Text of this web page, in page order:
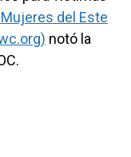
del Este
notó la